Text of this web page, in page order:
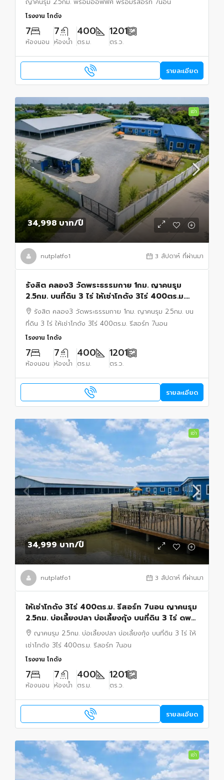
โรงงาน โกดัง
7
ห้องนอน
7
ห้องน้ำ
400
ตร.ม.
1201
ตร.ว.
รายละเอียด
เช่า
34,998 บาท/ปี
nutplatfo1 3 สัปดาห์ ที่ผ่านมา
รังสิต คลอง3 วัดพระธรรมกาย 1กม. ญาคนรุม
2.5กม. บนที่ดิน 3 ไร่ ให้เช่าโกดัง 3ไร่ 400ตร.ม.
รีสอร์ท 7นอน บ่อเลี้ยงปลา กุ้ง ใกล้ตลาดไท 900 ม.
รังสิต คลอง3 วัดพระธรรมกาย 1กม. ญาคนรุม 2.5กม. บน
ที่ดิน 3 ไร่ ให้เช่าโกดัง 3ไร่ 400ตร.ม. รีสอร์ท 7นอน
โรงงาน โกดัง
7
ห้องนอน
7
ห้องน้ำ
400
ตร.ม.
1201
ตร.ว.
รายละเอียด
เช่า
34,999 บาท/ปี
nutplatfo1 3 สัปดาห์ ที่ผ่านมา
ให้เช่าโกดัง 3ไร่ 400ตร.ม. รีสอร์ท 7นอน ญาคนรุม
2.5กม. บ่อเลี้ยงปลา บ่อเลี้ยงกุ้ง บนที่ดิน 3 ไร่ ดพระ
ธรรมกาย 1กม. ใกล้ตลาดไท
ญาคนรุม 2.5กม. บ่อเลี้ยงปลา บ่อเลี้ยงกุ้ง บนที่ดิน 3 ไร่ ให้
เช่าโกดัง 3ไร่ 400ตร.ม. รีสอร์ท 7นอน
โรงงาน โกดัง
7
ห้องนอน
7
ห้องน้ำ
400
ตร.ม.
1201
ตร.ว.
รายละเอียด
เช่า